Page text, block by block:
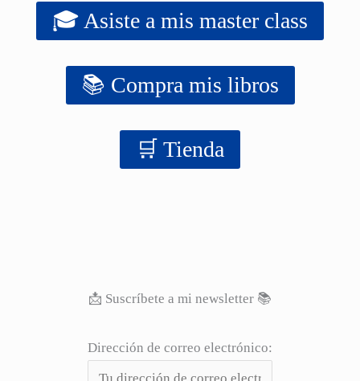
🎓 Asiste a mis master class
📚 Compra mis libros
‍‍🛒 Tienda
📩 Suscríbete a mi newsletter 📚
Dirección de correo electrónico: